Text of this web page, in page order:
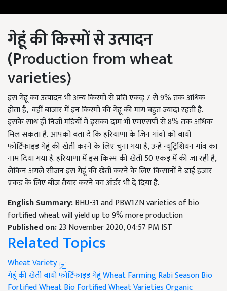
गेहूं की किस्मों से उत्पादन
(Production from wheat
varieties)
इस गेहूं का उत्पादन भी अन्य किस्मों से प्रति एकड़ 7से9% तक अधिक
होता है, वहीं बाजार में इन किस्मों की गेहूं की मांग बहुत ज्यादा रहती है.
इसके साथ ही निजी मंडियों में इसका दाम भी एमएसपी से 8%तक अधिक
मिल सकता है. आपको बता दें कि हरियाणा के जिन गांवों को बायो
फोर्टिफाइड गेहूं की खेती करने के लिए चुना गया है,उन्हें न्यूट्रिशियन गांव का
नाम दिया गया है. हरियाणा में इस किस्म की खेती50एकड़ में की जा रही है,
लेकिन अगले सीजन इस गेहूं की खेती करने के लिए किसानों ने ढाई हजार
एकड़ के लिए बीज तैयार करने काऑर्डर भी दे दिया है.
English Summary:BHU-31 and PBW1ZN varieties of bio
fortified wheat will yield up to 9% more production
Published on:23 November 2020, 04:57 PM IST
Related Topics
Wheat Variety
गेहूं की खेतीबायो फोर्टिफाइड गेहूंWheat FarmingRabi SeasonBio
Fortified WheatBio Fortified Wheat VarietiesOrganic